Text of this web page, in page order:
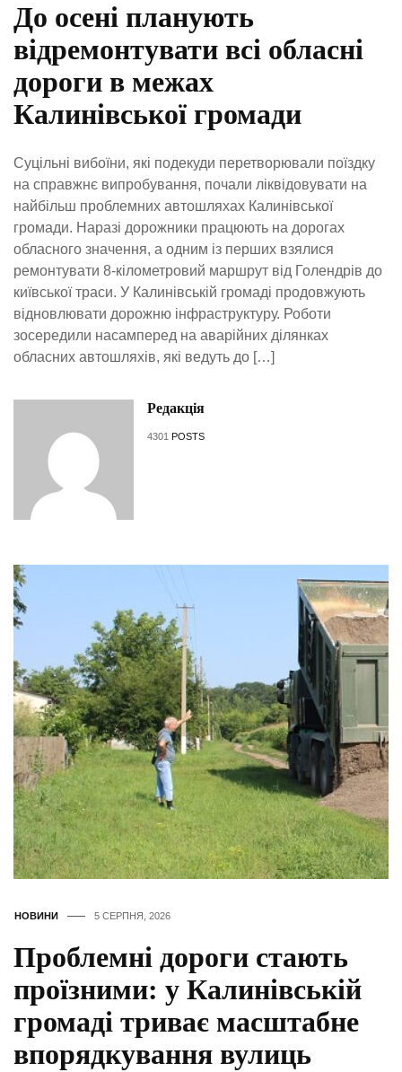
До осені планують
відремонтувати всі обласні
дороги в межах
Калинівської громади
Суцільні вибоїни, які подекуди перетворювали поїздку
на справжнє випробування, почали ліквідовувати на
найбільш проблемних автошляхах Калинівської
громади. Наразі дорожники працюють на дорогах
обласного значення, а одним із перших взялися
ремонтувати 8-кілометровий маршрут від Голендрів до
київської траси. У Калинівській громаді продовжують
відновлювати дорожню інфраструктуру. Роботи
зосередили насамперед на аварійних ділянках
обласних автошляхів, які ведуть до […]
Редакція
4301 POSTS
НОВИНИ 5 СЕРПНЯ, 2026
Проблемні дороги стають
проїзними: у Калинівській
громаді триває масштабне
впорядкування вулиць